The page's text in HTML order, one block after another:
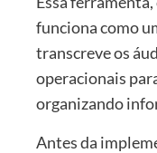
funciona como
transcreve os
operacionais
organizando
Antes da